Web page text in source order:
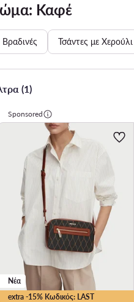
Καφέ
Βραδινές Τσάντες με Χερούλι
(1)
Sponsored
extra -15% Κωδικός: LAST
Νέα